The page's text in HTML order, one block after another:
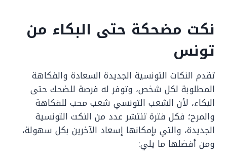
نكت مضحكة حتى البكاء من
تونس
تقدم النكات التونسية الجديدة السعادة والفكاهة
المطلوبة لكل شخص، وتوفر له فرصة للضحك حتى
البكاء، لأن الشعب التونسي شعب محب للفكاهة
والمرح؛ فكل فترة تنتشر عدد من النكت التونسية
الجديدة، والتي بإمكانها إسعاد الآخرين بكل سهولة،
ومن أفضلها ما يلي: